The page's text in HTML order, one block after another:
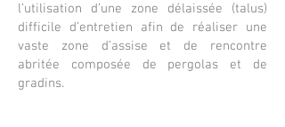
l’utilisation d’une zone délaissée (talus)
difficile d’entretien afin de réaliser une
vaste zone d’assise et de rencontre
abritée composée de pergolas et de
gradins.